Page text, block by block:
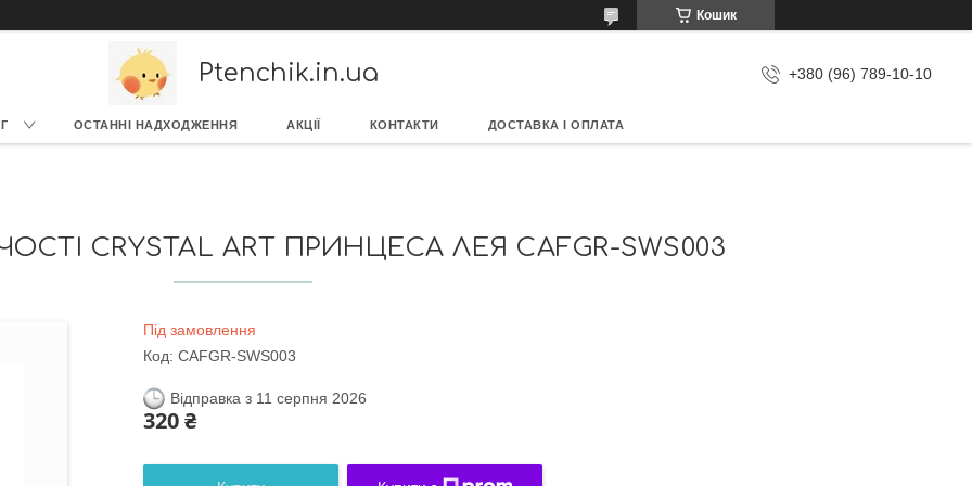
Кошик
Ptenchik.in.ua +380 (96) 789-10-10
ОСТАННІ НАДХОДЖЕННЯ АКЦІЇ КОНТАКТИ ДОСТАВКА І ОПЛАТА
CRYSTAL ART ПРИНЦЕСА ЛЕЯ CAFGR-SWS003
Під замовлення
Код: CAFGR-SWS003
Відправка з 11 серпня 2026
320 ₴